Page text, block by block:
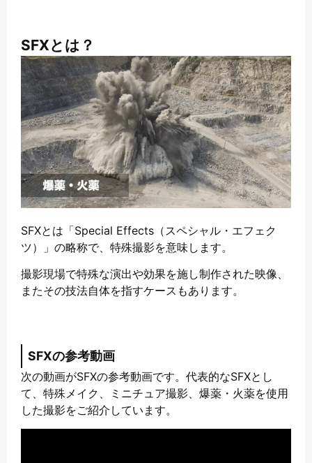
SFXとは？
SFXとは「Special Effects（スペシャル・エフェク
ツ）」の略称で、特殊撮影を意味します。
撮影現場で特殊な演出や効果を施し制作された映像、
またその技法自体を指すケースもあります。
SFXの参考動画
次の動画がSFXの参考動画です。代表的なSFXとし
て、特殊メイク、ミニチュア撮影、爆薬・火薬を使用
した撮影をご紹介しています。